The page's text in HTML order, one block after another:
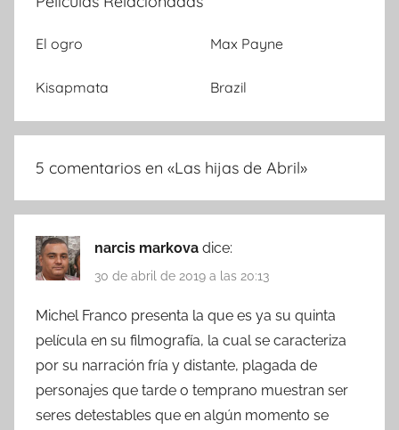
El ogro Max Payne
Kisapmata Brazil
5 comentarios en «Las hijas de Abril»
narcis markova dice:
30 de abril de 2019 a las 20:13
Michel Franco presenta la que es ya su quinta
película en su filmografía, la cual se caracteriza
por su narración fría y distante, plagada de
personajes que tarde o temprano muestran ser
seres detestables que en algún momento se